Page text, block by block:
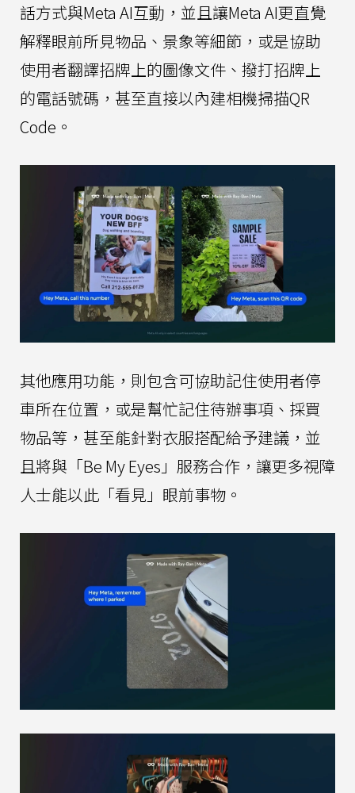
話方式與Meta AI互動，並且讓Meta AI更直覺
解釋眼前所見物品、景象等細節，或是協助
使用者翻譯招牌上的圖像文件、撥打招牌上
的電話號碼，甚至直接以內建相機掃描QR
Code。
其他應用功能，則包含可協助記住使用者停
車所在位置，或是幫忙記住待辦事項、採買
物品等，甚至能針對衣服搭配給予建議，並
且將與「Be My Eyes」服務合作，讓更多視障
人士能以此「看見」眼前事物。